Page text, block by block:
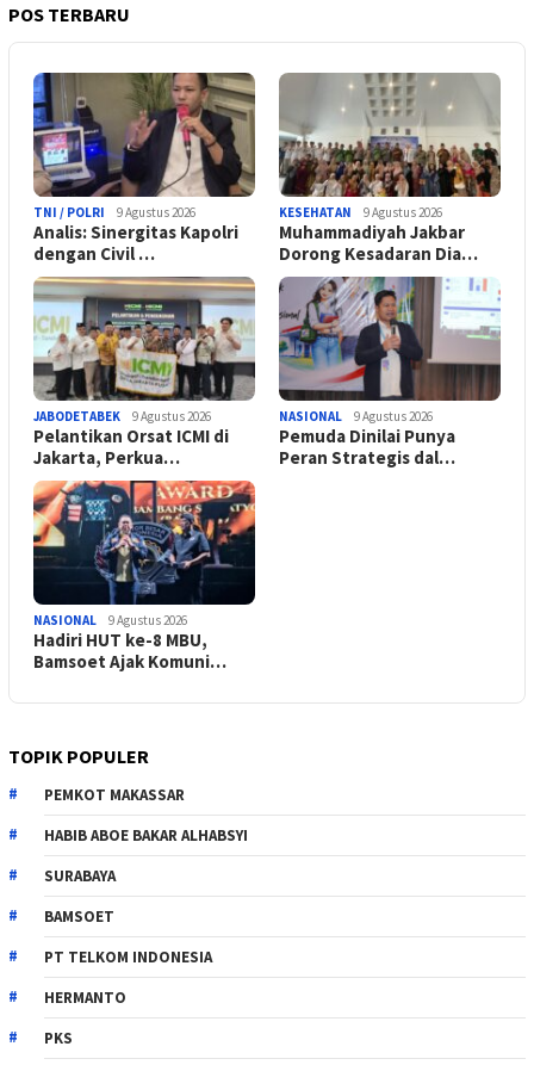
POS TERBARU
TNI / POLRI 9 Agustus 2026
Analis: Sinergitas Kapolri
dengan Civil …
KESEHATAN 9 Agustus 2026
Muhammadiyah Jakbar
Dorong Kesadaran Dia…
JABODETABEK 9 Agustus 2026
Pelantikan Orsat ICMI di
Jakarta, Perkua…
NASIONAL 9 Agustus 2026
Pemuda Dinilai Punya
Peran Strategis dal…
NASIONAL 9 Agustus 2026
Hadiri HUT ke-8 MBU,
Bamsoet Ajak Komuni…
TOPIK POPULER
PEMKOT MAKASSAR
HABIB ABOE BAKAR ALHABSYI
SURABAYA
BAMSOET
PT TELKOM INDONESIA
HERMANTO
PKS